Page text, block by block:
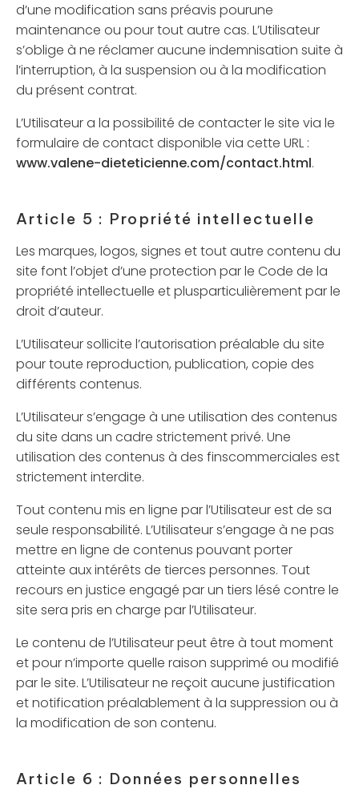
d’une modification sans préavis pourune
maintenance ou pour tout autre cas. L’Utilisateur
s’oblige à ne réclamer aucune indemnisation suite à
l’interruption, à la suspension ou à la modification
du présent contrat.
L’Utilisateur a la possibilité de contacter le site via le
formulaire de contact disponible via cette URL :
www.valene-dieteticienne.com/contact.html.
Article 5 : Propriété intellectuelle
Les marques, logos, signes et tout autre contenu du
site font l’objet d’une protection par le Code de la
propriété intellectuelle et plusparticulièrement par le
droit d’auteur.
L’Utilisateur sollicite l’autorisation préalable du site
pour toute reproduction, publication, copie des
différents contenus.
L’Utilisateur s’engage à une utilisation des contenus
du site dans un cadre strictement privé. Une
utilisation des contenus à des finscommerciales est
strictement interdite.
Tout contenu mis en ligne par l’Utilisateur est de sa
seule responsabilité. L’Utilisateur s’engage à ne pas
mettre en ligne de contenus pouvant porter
atteinte aux intérêts de tierces personnes. Tout
recours en justice engagé par un tiers lésé contre le
site sera pris en charge par l’Utilisateur.
Le contenu de l’Utilisateur peut être à tout moment
et pour n’importe quelle raison supprimé ou modifié
par le site. L’Utilisateur ne reçoit aucune justification
et notification préalablement à la suppression ou à
la modification de son contenu.
Article 6 : Données personnelles